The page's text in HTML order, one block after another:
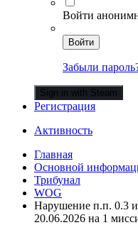
Войти
Войти
Забыли
Sign in with Steam
Регистрация
Активность
Главная
Основной
Трибунал
WOG
Нарушение п.п. 0.3
20.06.2026 на 1